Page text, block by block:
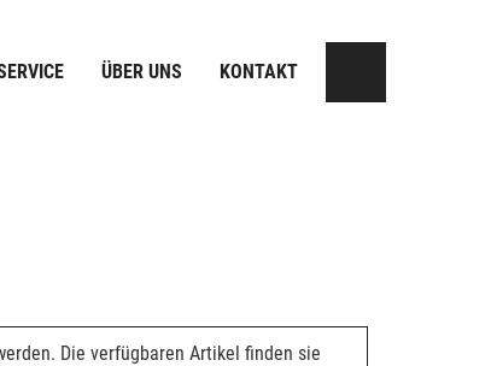
ÜBER UNS KONTAKT
Die verfügbaren Artikel finden sie